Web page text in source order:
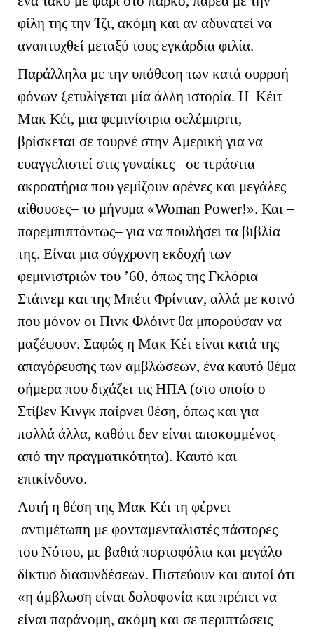
φίλη της την Ίζι, ακόμη και αν αδυνατεί να
αναπτυχθεί μεταξύ τους εγκάρδια φιλία.
Παράλληλα με την υπόθεση των κατά συρροή
φόνων ξετυλίγεται μία άλλη ιστορία. Η Κέιτ
Μακ Κέι, μια φεμινίστρια σελέμπριτι,
βρίσκεται σε τουρνέ στην Αμερική για να
ευαγγελιστεί στις γυναίκες –σε τεράστια
ακροατήρια που γεμίζουν αρένες και μεγάλες
αίθουσες– το μήνυμα «Woman Power!». Και –
παρεμπιπτόντως– για να πουλήσει τα βιβλία
της. Είναι μια σύγχρονη εκδοχή των
φεμινιστριών του ’60, όπως της Γκλόρια
Στάινεμ και της Μπέτι Φρίνταν, αλλά με κοινό
που μόνον οι Πινκ Φλόιντ θα μπορούσαν να
μαζέψουν. Σαφώς η Μακ Κέι είναι κατά της
απαγόρευσης των αμβλώσεων, ένα καυτό θέμα
σήμερα που διχάζει τις ΗΠΑ (στο οποίο ο
Στίβεν Κινγκ παίρνει θέση, όπως και για
πολλά άλλα, καθότι δεν είναι αποκομμένος
από την πραγματικότητα). Καυτό και
επικίνδυνο.
Αυτή η θέση της Μακ Κέι τη φέρνει
αντιμέτωπη με φονταμενταλιστές πάστορες
του Νότου, με βαθιά πορτοφόλια και μεγάλο
δίκτυο διασυνδέσεων. Πιστεύουν και αυτοί ότι
«η άμβλωση είναι δολοφονία και πρέπει να
είναι παράνομη, ακόμη και σε περιπτώσεις